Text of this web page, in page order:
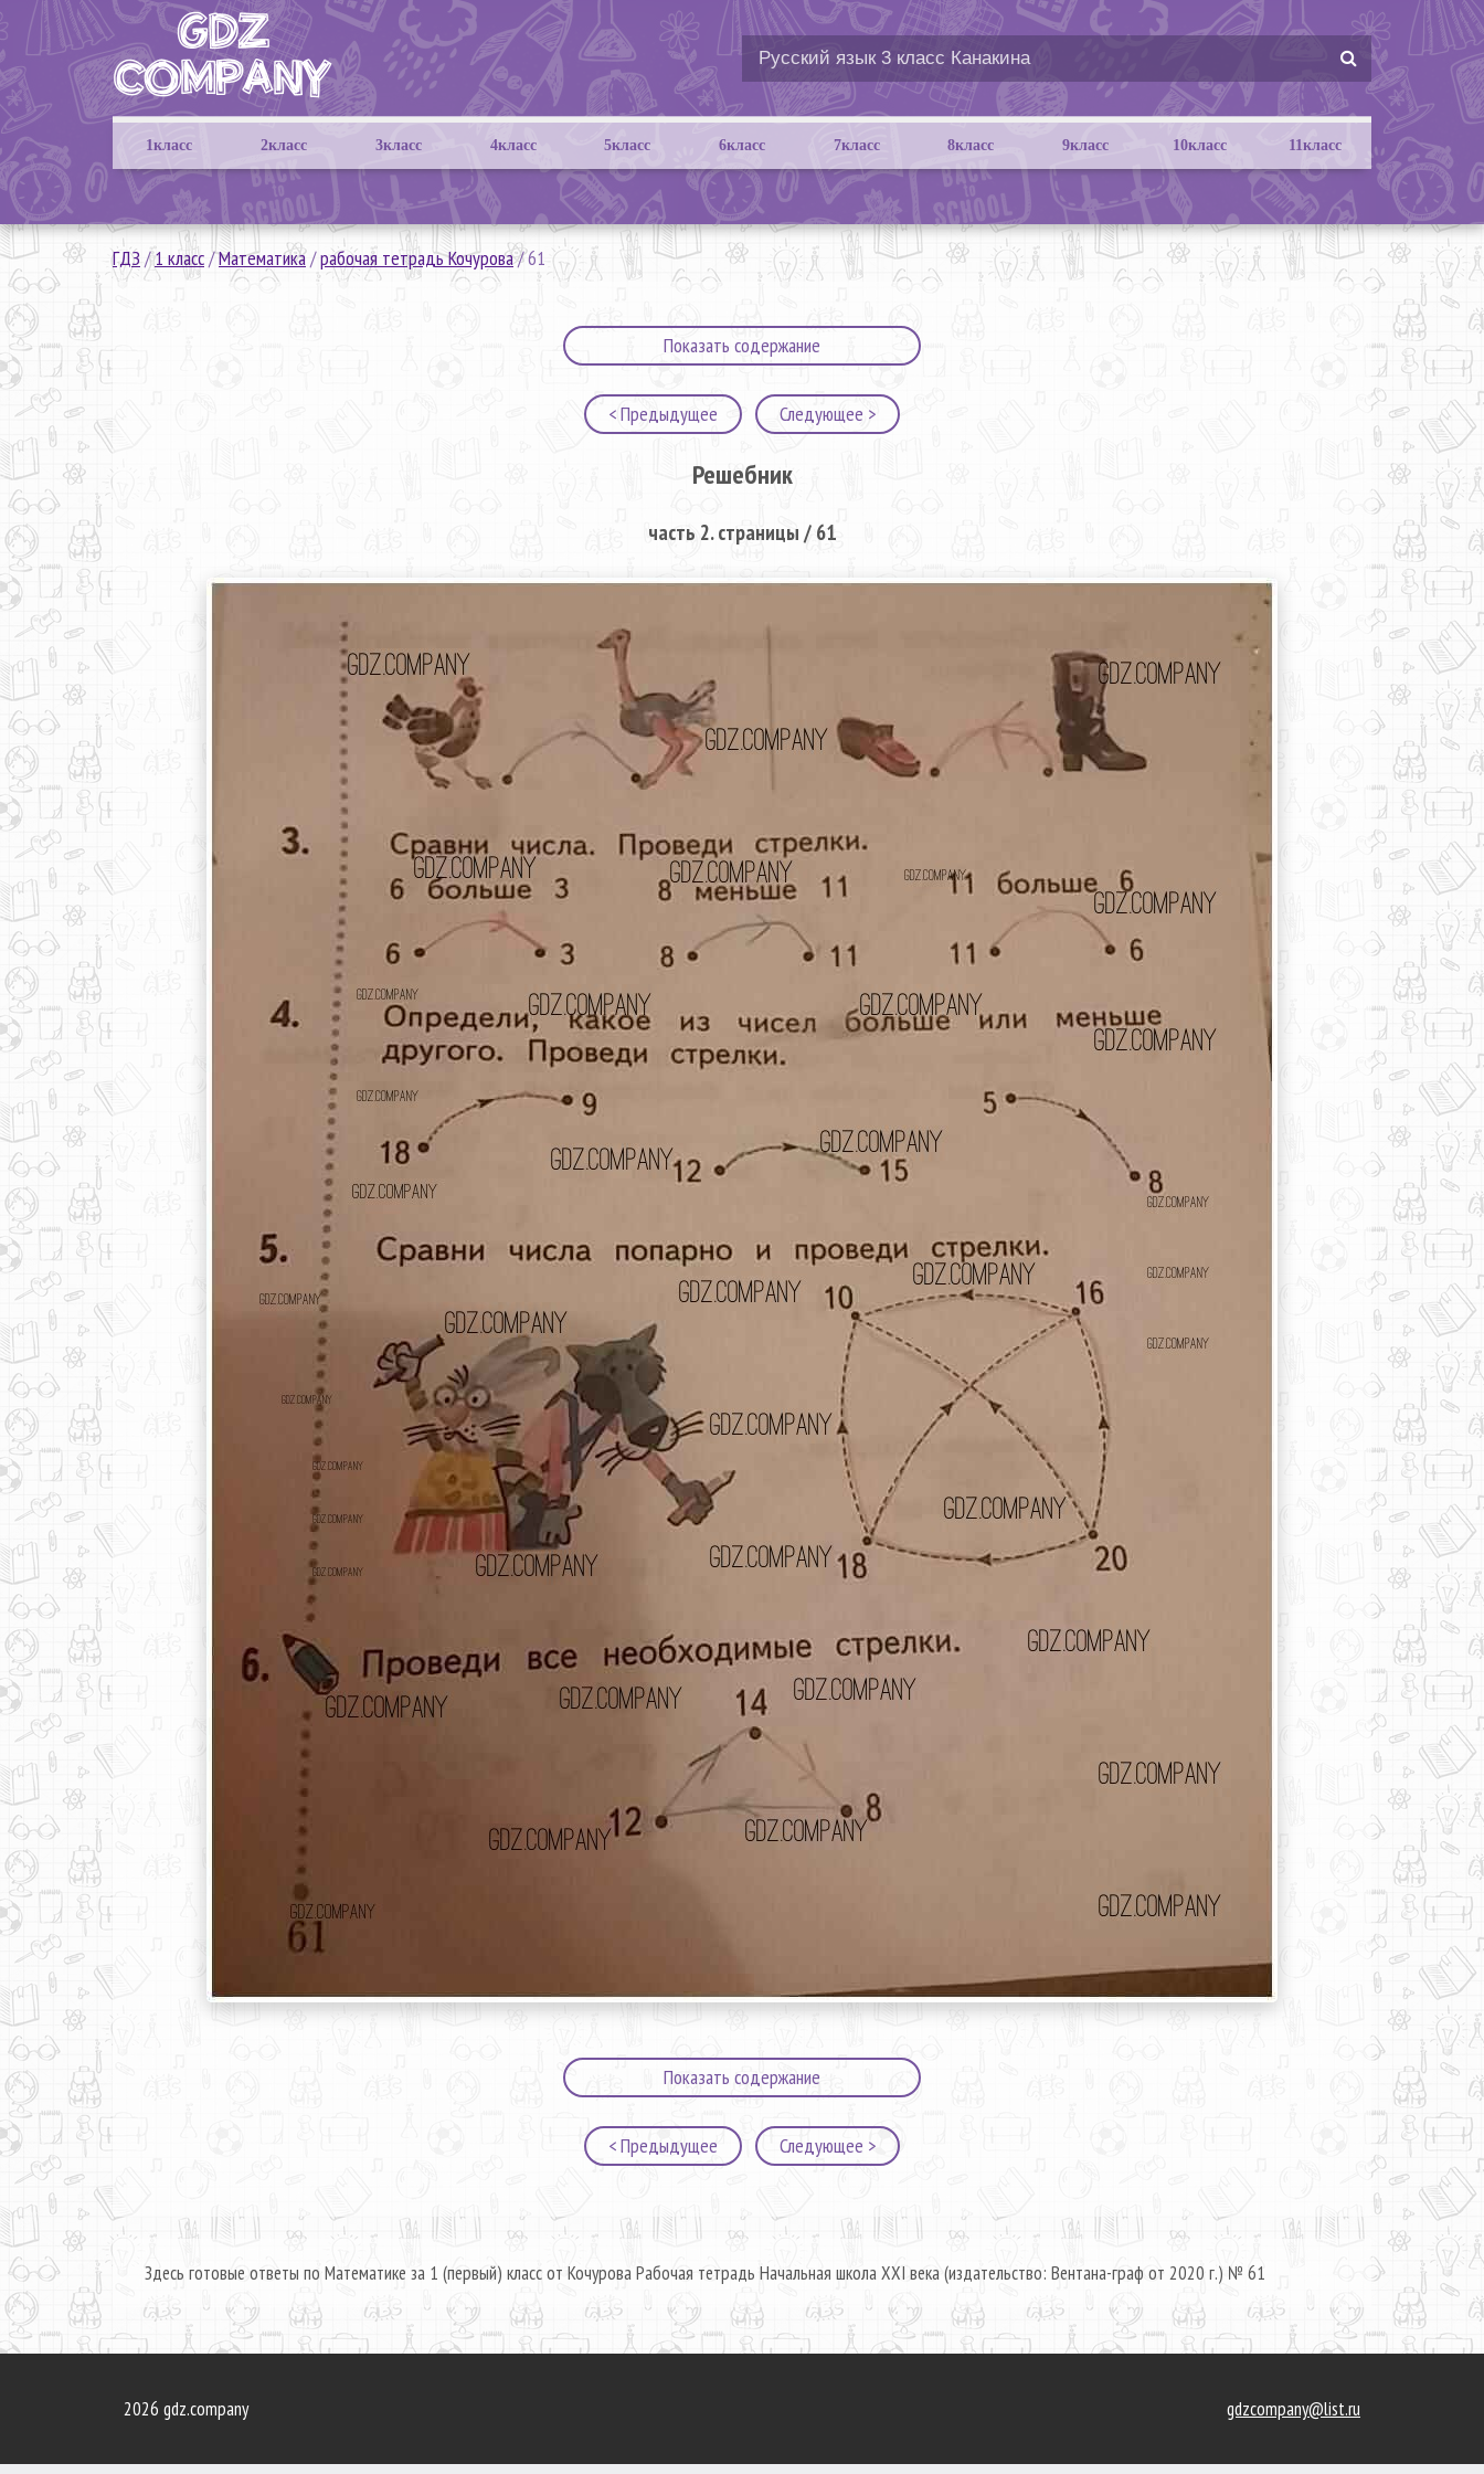
1класс 2класс 3класс 4класс 5класс 6класс 7класс 8класс 9класс 10класс 11класс
ГДЗ /1 класс/Математика/рабочая тетрадь Кочурова/61
Показать содержание
< Предыдущее Следующее >
Решебник
часть 2. страницы / 61
Показать содержание
< Предыдущее Следующее >
Здесь готовые ответы по Математике за 1 (первый) класс от Кочурова Рабочая тетрадь Начальная школа XXI века (издательство: Вентана-граф от 2020 г.) № 61
2026 gdz.company gdzcompany@list.ru